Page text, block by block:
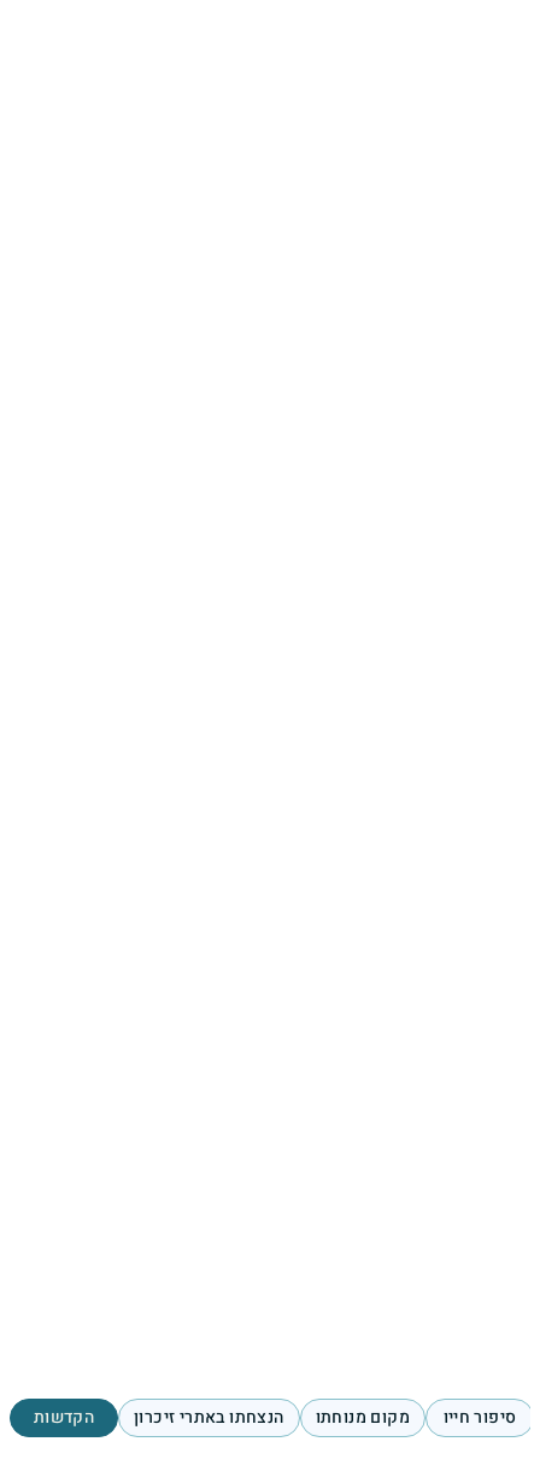
סיפור חייו מקום מנוחתו הנצחתו באתרי זיכרון הקדשות